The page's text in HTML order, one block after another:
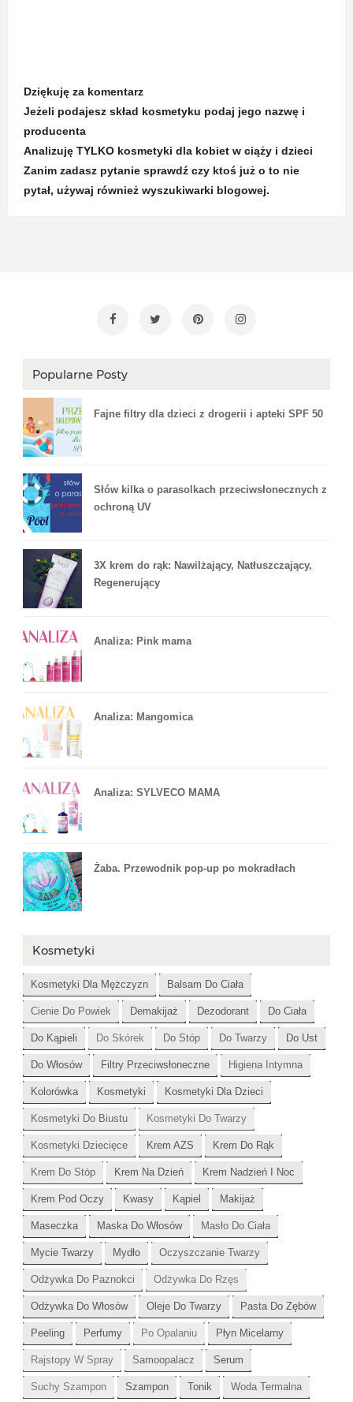
Dziękuję za komentarz
Jeżeli podajesz skład kosmetyku podaj jego nazwę i
producenta
Analizuję TYLKO kosmetyki dla kobiet w ciąży i dzieci
Zanim zadasz pytanie sprawdź czy ktoś już o to nie
pytał, używaj również wyszukiwarki blogowej.
Popularne Posty
Fajne filtry dla dzieci z drogerii i apteki SPF 50
Słów kilka o parasolkach przeciwsłonecznych z
ochroną UV
3X krem do rąk: Nawilżający, Natłuszczający,
Regenerujący
Analiza: Pink mama
Analiza: Mangomica
Analiza: SYLVECO MAMA
Żaba. Przewodnik pop-up po mokradłach
Kosmetyki
Kosmetyki Dla Mężczyzn Balsam Do Ciała
Cienie Do Powiek Demakijaż Dezodorant Do Ciała
Do Kąpieli Do Skórek Do Stóp Do Twarzy Do Ust
Do Włosów Filtry Przeciwsłoneczne Higiena Intymna
Kolorówka Kosmetyki Kosmetyki Dla Dzieci
Kosmetyki Do Biustu Kosmetyki Do Twarzy
Kosmetyki Dziecięce Krem AZS Krem Do Rąk
Krem Do Stóp Krem Na Dzień Krem Nadzień I Noc
Krem Pod Oczy Kwasy Kąpiel Makijaż
Maseczka Maska Do Włosów Masło Do Ciała
Mycie Twarzy Mydło Oczyszczanie Twarzy
Odżywka Do Paznokci Odżywka Do Rzęs
Odżywka Do Włosów Oleje Do Twarzy Pasta Do Zębów
Peeling Perfumy Po Opalaniu Płyn Micelarny
Rajstopy W Spray Samoopalacz Serum
Suchy Szampon Szampon Tonik Woda Termalna